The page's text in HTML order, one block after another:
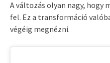
A változás olyan nagy, hogy
fel. Ez a transformáció
végéig megnézni.